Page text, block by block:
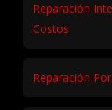
Reparación
Costos
Reparación